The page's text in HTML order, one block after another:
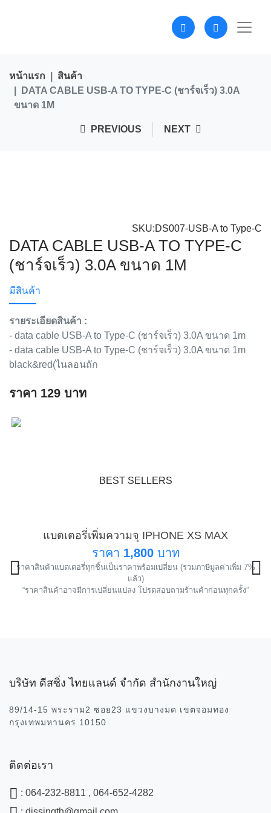
หน้าแรก
สินค้า
DATA CABLE USB-A TO TYPE-C (ชาร์จเร็ว) 3.0A
ขนาด 1M
PREVIOUS NEXT
SKU:DS007-USB-A to Type-C
DATA CABLE USB-A TO TYPE-C
(ชาร์จเร็ว) 3.0A ขนาด 1M
มีสินค้า
รายระเอียดสินค้า :
- data cable USB-A to Type-C (ชาร์จเร็ว) 3.0A ขนาด 1m
- data cable USB-A to Type-C (ชาร์จเร็ว) 3.0A ขนาด 1m
black&red(ไนลอนถัก
ราคา 129 บาท
BEST SELLERS
แนะนำ
!
แบตเตอรี่เพิ่มความจุ IPHONE XS MAX
ราคา 1,800บาท
ราคาสินค้าแบตเตอรี่ทุกชิ้นเป็นราคาพร้อมเปลี่ยน (รวมภาษีมูลค่าเพิ่ม 7%
แล้ว)
“ราคาสินค้าอาจมีการเปลี่ยนแปลง โปรดสอบถามร้านค้าก่อนทุกครั้ง”
บริษัท ดีสซิ่ง ไทยแลนด์ จำกัด สำนักงานใหญ่
89/14-15 พระราม2 ซอย23 แขวงบางมด เขตจอมทอง
กรุงเทพมหานคร 10150
ติดต่อเรา
: 064-232-8811 , 064-652-4282